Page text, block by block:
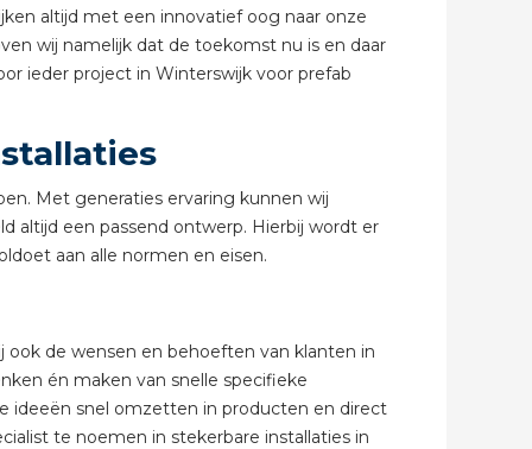
altijd met een innovatief oog naar onze
wij namelijk dat de toekomst nu is en daar
ieder project in Winterswijk voor prefab
Met generaties ervaring kunnen wij
altijd een passend ontwerp. Hierbij wordt er
aan alle normen en eisen.
de wensen en behoeften van klanten in
én maken van snelle specifieke
ideeën snel omzetten in producten en direct
te noemen in stekerbare installaties in
Nieuws